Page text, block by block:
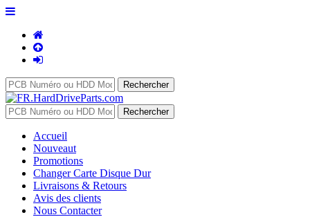
Accueil
Nouveaut
Promotions
Changer Carte Disque Dur
Livraisons & Retours
Avis des clients
Nous Contacter